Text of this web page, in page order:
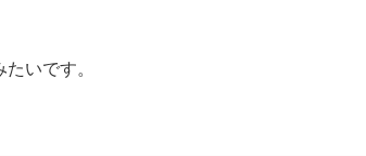
いです。